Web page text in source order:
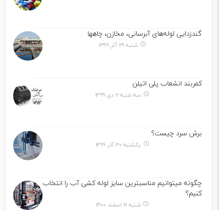
گندزدایی لوله‌های آبرسانی، مخازن، چاهها
شنبه ۲۹ آذر ۱۳۹۹
کمربند انشعاب پلی اتیلن
سه شنبه ۲ دی ۱۳۹۹
برش سرد چیست؟
یکشنبه ۳۰ آذر ۱۳۹۹
چگونه میتوانیم مناسبترین سایز لوله کشی آب را انتخاب
کنیم؟
شنبه ۲۱ اسفند ۱۴۰۰